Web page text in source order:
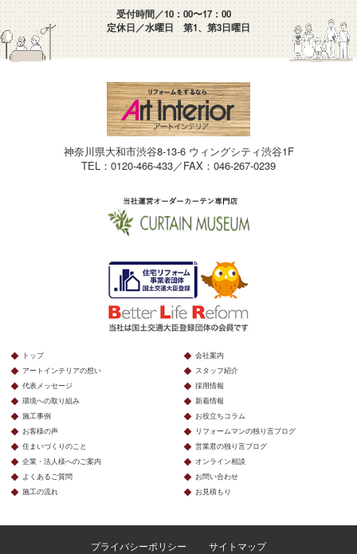
受付時間／10：00〜17：00
定休日／水曜日 第1、第3日曜日
神奈川県大和市渋谷8-13-6 ウィングシティ渋谷1F
TEL：0120-466-433／FAX：046-267-0239
トップ
アートインテリアの想い
代表メッセージ
環境への取り組み
施工事例
お客様の声
住まいづくりのこと
企業・法人様へのご案内
よくあるご質問
施工の流れ
会社案内
スタッフ紹介
採用情報
新着情報
お役立ちコラム
リフォームマンの独り言ブログ
営業君の独り言ブログ
オンライン相談
お問い合わせ
お見積もり
プライバシーポリシー サイトマップ